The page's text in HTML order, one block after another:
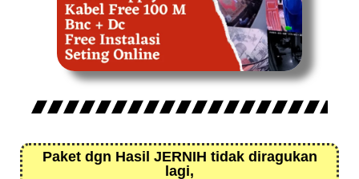
Paket dgn Hasil JERNIH tidak diragukan
lagi,